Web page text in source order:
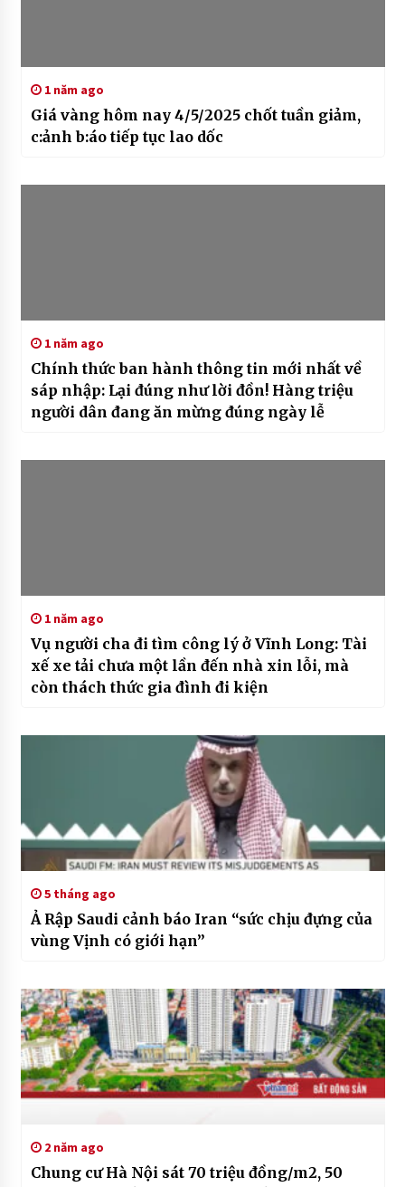
1 năm ago
Giá vàng hôm nay 4/5/2025 chốt tuần giảm,
c:ảnh b:áo tiếp tục lao dốc
1 năm ago
Chính thức ban hành thông tin mới nhất về
sáp nhập: Lại đúng như lời đồn! Hàng triệu
người dân đang ăn mừng đúng ngày lễ
1 năm ago
Vụ người cha đi tìm công lý ở Vĩnh Long: Tài
xế xe tải chưa một lần đến nhà xin lỗi, mà
còn thách thức gia đình đi kiện
5 tháng ago
Ả Rập Saudi cảnh báo Iran “sức chịu đựng của
vùng Vịnh có giới hạn”
2 năm ago
Chung cư Hà Nội sát 70 triệu đồng/m2, 50